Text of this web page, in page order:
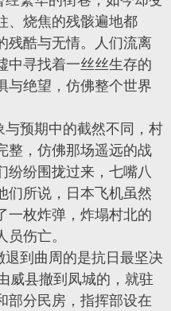
、烧焦的残骸遍地都
残酷与无情。人们流离
中寻找着一丝丝生存的
与绝望，仿佛整个世界
预期中的截然不同，村
整，仿佛那场遥远的战
纷纷围拢过来，七嘴八
们所说，日本飞机虽然
一枚炸弹，炸塌村北的
伤亡。
退到曲周的是抗日最坚决
威县撤到凤城的，就驻
部分民房，指挥部设在